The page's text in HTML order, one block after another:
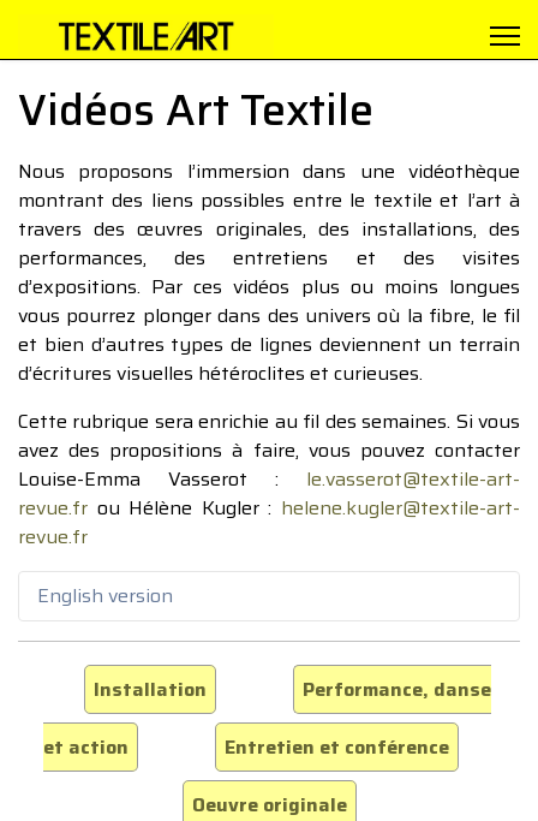
Vidéos Art Textile
Nous proposons l’immersion dans une vidéothèque
montrant des liens possibles entre le textile et l’art à
travers des œuvres originales, des installations, des
performances, des entretiens et des visites
d’expositions. Par ces vidéos plus ou moins longues
vous pourrez plonger dans des univers où la fibre, le fil
et bien d’autres types de lignes deviennent un terrain
d’écritures visuelles hétéroclites et curieuses.
Cette rubrique sera enrichie au fil des semaines. Si vous
avez des propositions à faire, vous pouvez contacter
Louise-Emma Vasserot : le.vasserot@textile-art-
revue.fr ou Hélène Kugler : helene.kugler@textile-art-
revue.fr
English version
Installation
Performance, danse
et action
Entretien et conférence
Oeuvre originale